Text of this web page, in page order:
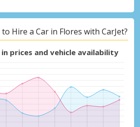
Hire a Car in Flores with CarJet?
prices and vehicle availability